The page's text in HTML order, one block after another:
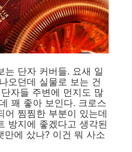
는 단자 커버들. 요새 일
오던데 실물로 보는 건
자들 주변에 먼지도 많
꽤 좋아 보인다. 크로스
어 찜찜한 부분이 있는데
방지에 좋겠다고 생각된
만에 샀나? 이건 뭐 사소